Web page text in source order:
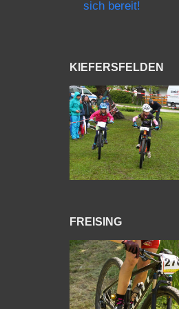
sich bereit!
KIEFERSFELDEN
FREISING